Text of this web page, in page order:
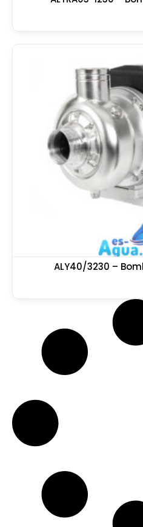
ALY40/3230 –